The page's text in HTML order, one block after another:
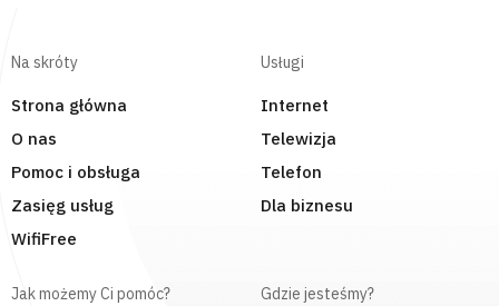
Na skróty
Strona główna
O nas
Pomoc i obsługa
Zasięg usług
WifiFree
Usługi
Internet
Telewizja
Telefon
Dla biznesu
Jak możemy Ci pomóc? Gdzie jesteśmy?